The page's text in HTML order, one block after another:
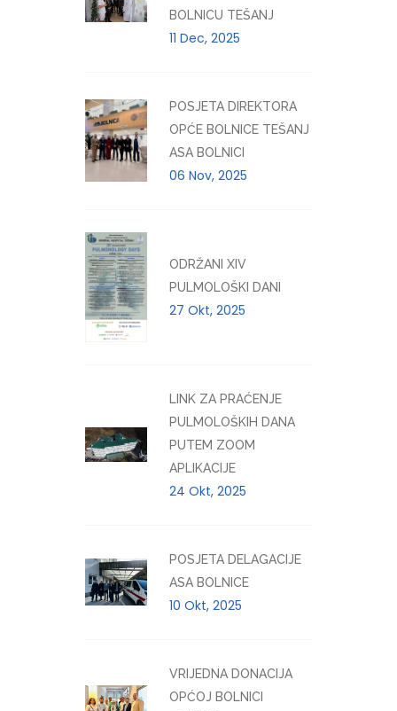
BOLNICU TEŠANJ
11 Dec, 2025
POSJETA DIREKTORA
OPĆE BOLNICE TEŠANJ
ASA BOLNICI
06 Nov, 2025
ODRŽANI XIV
PULMOLOŠKI DANI
27 Okt, 2025
LINK ZA PRAĆENJE
PULMOLOŠKIH DANA
PUTEM ZOOM
APLIKACIJE
24 Okt, 2025
POSJETA DELAGACIJE
ASA BOLNICE
10 Okt, 2025
VRIJEDNA DONACIJA
OPĆOJ BOLNICI